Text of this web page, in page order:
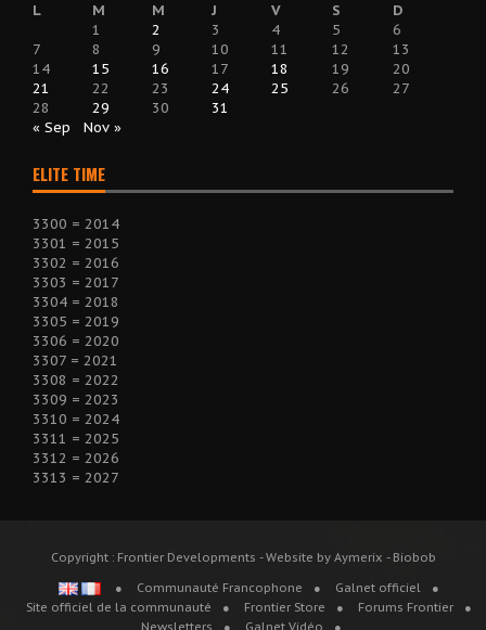
L M M J V S
D
1
2 3 4 5
6
7
8 9 10 11 12
13
14
15 16 17 18 19
20
21
22 23 24 25 26
27
28
29 30
31
« Sep
Nov »
ELITE TIME
3300 = 2014
3301 = 2015
3302 = 2016
3303 = 2017
3304 = 2018
3305 = 2019
3306 = 2020
3307 = 2021
3308 = 2022
3309 = 2023
3310 = 2024
3311 = 2025
3312 = 2026
3313 = 2027
Copyright : Frontier Developments - Website by Aymerix - Biobob
Communauté Francophone
Galnet officiel
Site officiel de la communauté
Frontier Store
Forums Frontier